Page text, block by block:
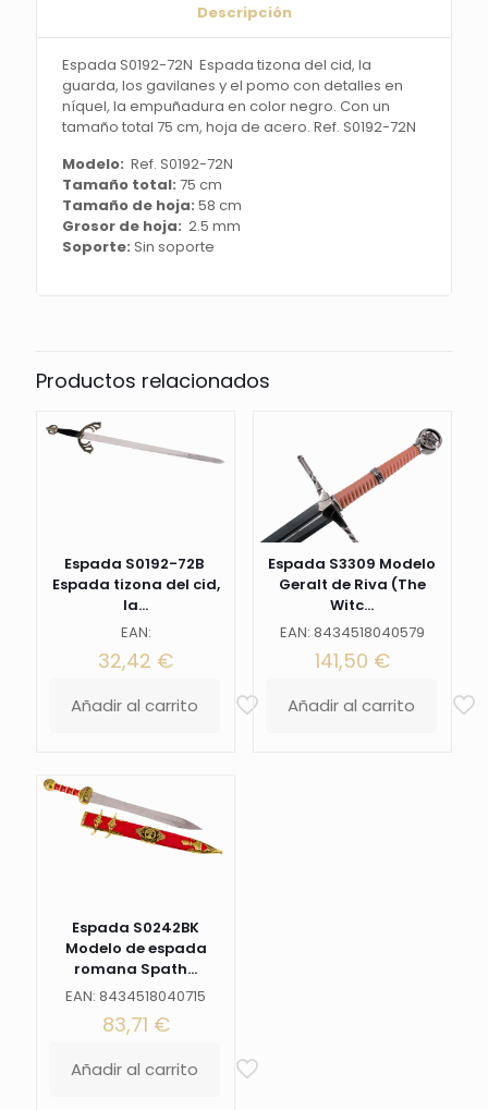
pomo
detalles
empuñadura
color
negro.
cm,
de
acero.
Descripción
Espada S0192-72N Espada tizona del cid, la
guarda, los gavilanes y el pomo con detalles en
níquel, la empuñadura en color negro. Con un
tamaño total 75 cm, hoja de acero. Ref. S0192-72N
Modelo: Ref. S0192-72N
Tamaño total:75 cm
Tamaño de hoja:58 cm
Grosor de hoja: 2.5 mm
Soporte:Sin soporte
Productos relacionados
Espada S0192-72B
Espada tizona del cid,
la...
EAN:
32,42 €
Añadir al carrito
Espada S3309 Modelo
Geralt de Riva (The
Witc...
EAN: 8434518040579
141,50 €
Añadir al carrito
Espada S0242BK
Modelo de espada
romana Spath...
EAN: 8434518040715
83,71 €
Añadir al carrito